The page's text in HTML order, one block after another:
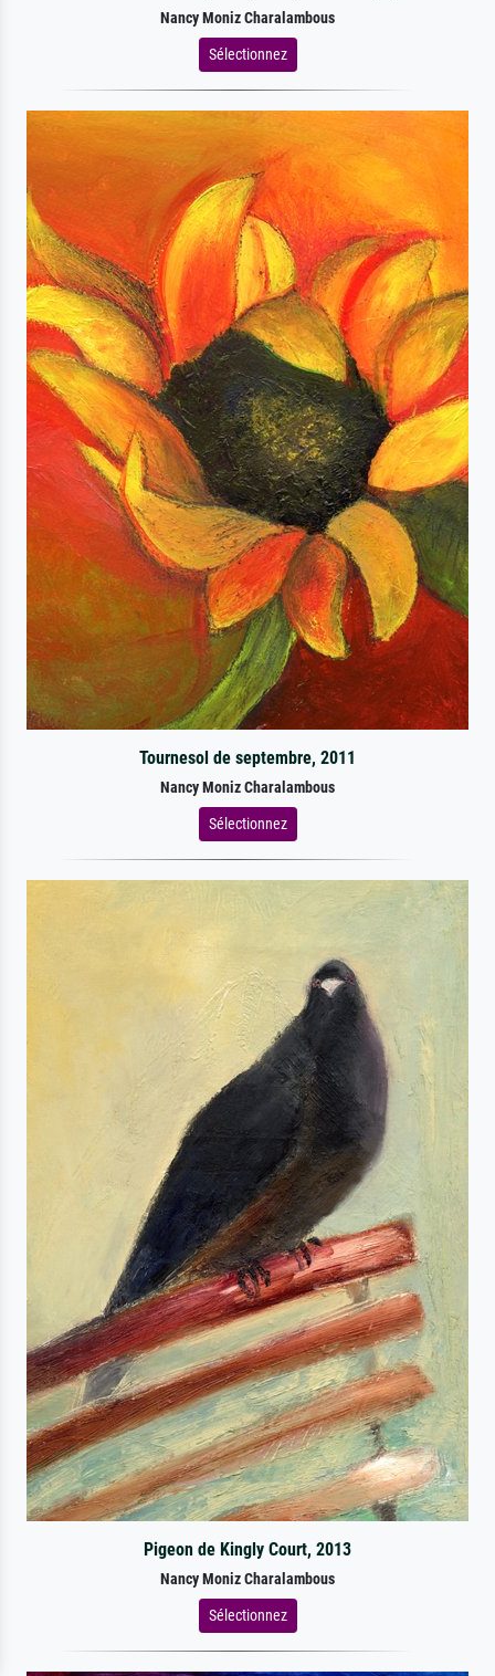
Nancy Moniz Charalambous
Sélectionnez
Tournesol de septembre, 2011
Nancy Moniz Charalambous
Sélectionnez
Pigeon de Kingly Court, 2013
Nancy Moniz Charalambous
Sélectionnez